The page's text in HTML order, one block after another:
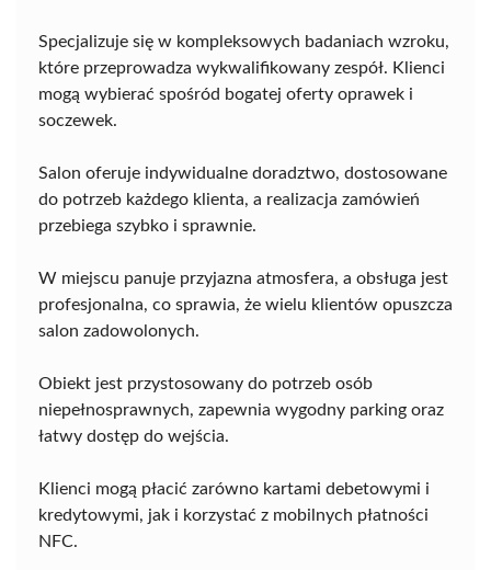
Specjalizuje się w kompleksowych badaniach wzroku,
które przeprowadza wykwalifikowany zespół. Klienci
mogą wybierać spośród bogatej oferty oprawek i
soczewek.
Salon oferuje indywidualne doradztwo, dostosowane
do potrzeb każdego klienta, a realizacja zamówień
przebiega szybko i sprawnie.
W miejscu panuje przyjazna atmosfera, a obsługa jest
profesjonalna, co sprawia, że wielu klientów opuszcza
salon zadowolonych.
Obiekt jest przystosowany do potrzeb osób
niepełnosprawnych, zapewnia wygodny parking oraz
łatwy dostęp do wejścia.
Klienci mogą płacić zarówno kartami debetowymi i
kredytowymi, jak i korzystać z mobilnych płatności
NFC.